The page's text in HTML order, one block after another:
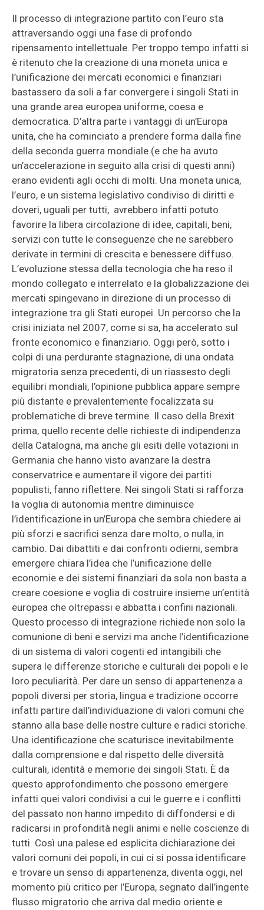
Il processo di integrazione partito con l’euro sta
attraversando oggi una fase di profondo
ripensamento intellettuale. Per troppo tempo infatti si
è ritenuto che la creazione di una moneta unica e
l’unificazione dei mercati economici e finanziari
bastassero da soli a far convergere i singoli Stati in
una grande area europea uniforme, coesa e
democratica. D’altra parte i vantaggi di un’Europa
unita, che ha cominciato a prendere forma dalla fine
della seconda guerra mondiale (e che ha avuto
un’accelerazione in seguito alla crisi di questi anni)
erano evidenti agli occhi di molti. Una moneta unica,
l’euro, e un sistema legislativo condiviso di diritti e
doveri, uguali per tutti, avrebbero infatti potuto
favorire la libera circolazione di idee, capitali, beni,
servizi con tutte le conseguenze che ne sarebbero
derivate in termini di crescita e benessere diffuso.
L’evoluzione stessa della tecnologia che ha reso il
mondo collegato e interrelato e la globalizzazione dei
mercati spingevano in direzione di un processo di
integrazione tra gli Stati europei. Un percorso che la
crisi iniziata nel 2007, come si sa, ha accelerato sul
fronte economico e finanziario. Oggi però, sotto i
colpi di una perdurante stagnazione, di una ondata
migratoria senza precedenti, di un riassesto degli
equilibri mondiali, l’opinione pubblica appare sempre
più distante e prevalentemente focalizzata su
problematiche di breve termine. Il caso della Brexit
prima, quello recente delle richieste di indipendenza
della Catalogna, ma anche gli esiti delle votazioni in
Germania che hanno visto avanzare la destra
conservatrice e aumentare il vigore dei partiti
populisti, fanno riflettere. Nei singoli Stati si rafforza
la voglia di autonomia mentre diminuisce
l’identificazione in un’Europa che sembra chiedere ai
più sforzi e sacrifici senza dare molto, o nulla, in
cambio. Dai dibattiti e dai confronti odierni, sembra
emergere chiara l’idea che l’unificazione delle
economie e dei sistemi finanziari da sola non basta a
creare coesione e voglia di costruire insieme un’entità
europea che oltrepassi e abbatta i confini nazionali.
Questo processo di integrazione richiede non solo la
comunione di beni e servizi ma anche l’identificazione
di un sistema di valori cogenti ed intangibili che
supera le differenze storiche e culturali dei popoli e le
loro peculiarità. Per dare un senso di appartenenza a
popoli diversi per storia, lingua e tradizione occorre
infatti partire dall’individuazione di valori comuni che
stanno alla base delle nostre culture e radici storiche.
Una identificazione che scaturisce inevitabilmente
dalla comprensione e dal rispetto delle diversità
culturali, identità e memorie dei singoli Stati. È da
questo approfondimento che possono emergere
infatti quei valori condivisi a cui le guerre e i conflitti
del passato non hanno impedito di diffondersi e di
radicarsi in profondità negli animi e nelle coscienze di
tutti. Così una palese ed esplicita dichiarazione dei
valori comuni dei popoli, in cui ci si possa identificare
e trovare un senso di appartenenza, diventa oggi, nel
momento più critico per l’Europa, segnato dall’ingente
flusso migratorio che arriva dal medio oriente e